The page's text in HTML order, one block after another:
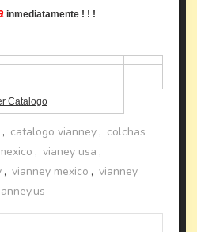
inmediatamente ! ! !
Catalogo
, catalogo vianney , colchas
, vianey usa ,
, vianney mexico , vianney